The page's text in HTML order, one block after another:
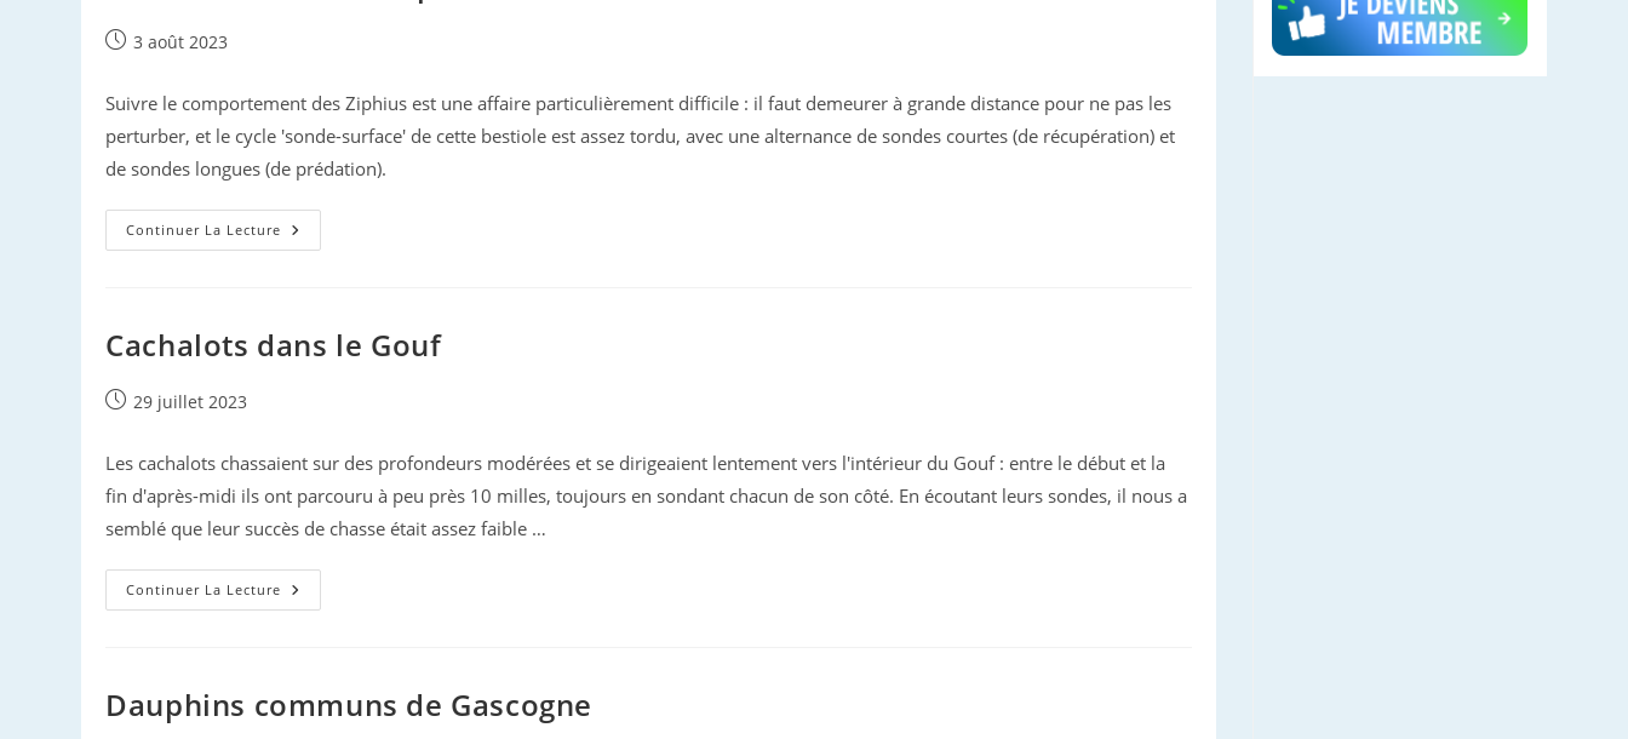
Publication
3 août 2023
Suivre le comportement des Ziphius est une affaire particulièrement difficile : il faut demeurer à grande distance pour ne pas les
perturber, et le cycle 'sonde-surface' de cette bestiole est assez tordu, avec une alternance de sondes courtes (de récupération) et
de sondes longues (de prédation).
Continuer La Lecture Rencontre
Avec
Cachalots dans le Gouf
Publication
29 juillet 2023
Les cachalots chassaient sur des profondeurs modérées et se dirigeaient lentement vers l'intérieur du Gouf : entre le début et la
fin d'après-midi ils ont parcouru à peu près 10 milles, toujours en sondant chacun de son côté. En écoutant leurs sondes, il nous a
semblé que leur succès de chasse était assez faible …
Continuer La Lecture Cachalots
Dans
Dauphins communs de Gascogne